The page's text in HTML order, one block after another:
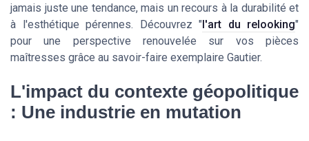
jamais juste une tendance, mais un recours à la durabilité et
à l'esthétique pérennes. Découvrez "l'art du relooking"
pour une perspective renouvelée sur vos pièces
maîtresses grâce au savoir-faire exemplaire Gautier.
L'impact du contexte géopolitique
: Une industrie en mutation